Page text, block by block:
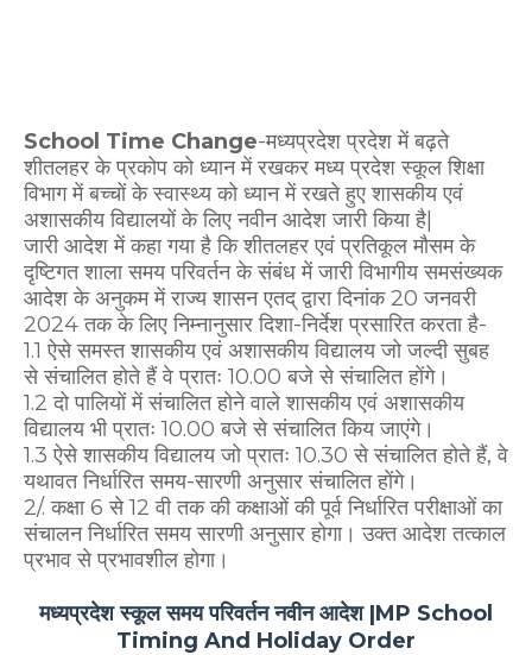
School Time Change-मध्यप्रदेश प्रदेश में बढ़ते
शीतलहर के प्रकोप को ध्यान में रखकर मध्य प्रदेश स्कूल शिक्षा
विभाग में बच्चों के स्वास्थ्य को ध्यान में रखते हुए शासकीय एवं
अशासकीय विद्यालयों के लिए नवीन आदेश जारी किया है|
जारी आदेश में कहा गया है कि शीतलहर एवं प्रतिकूल मौसम के
दृष्टिगत शाला समय परिवर्तन के संबंध में जारी विभागीय समसंख्यक
आदेश के अनुकम में राज्य शासन एतद् द्वारा दिनांक 20 जनवरी
2024 तक के लिए निम्नानुसार दिशा-निर्देश प्रसारित करता है-
1.1 ऐसे समस्त शासकीय एवं अशासकीय विद्यालय जो जल्दी सुबह
से संचालित होते हैं वे प्रातः 10.00 बजे से संचालित होंगे।
1.2 दो पालियों में संचालित होने वाले शासकीय एवं अशासकीय
विद्यालय भी प्रातः 10.00 बजे से संचालित किय जाएंगे।
1.3 ऐसे शासकीय विद्यालय जो प्रातः 10.30 से संचालित होते हैं, वे
यथावत निर्धारित समय-सारणी अनुसार संचालित होंगे।
2/. कक्षा 6 से 12 वी तक की कक्षाओं की पूर्व निर्धारित परीक्षाओं का
संचालन निर्धारित समय सारणी अनुसार होगा। उक्त आदेश तत्काल
प्रभाव से प्रभावशील होगा।
मध्यप्रदेश स्कूल समय परिवर्तन नवीन आदेश |MP School
Timing And Holiday Order